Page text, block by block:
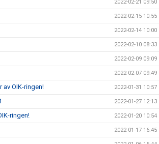
2022-02-21 09:50
2022-02-15 10:55
2022-02-14 10:00
2022-02-10 08:33
2022-02-09 09:09
2022-02-07 09:49
OIK-ringen! 2022-01-31 10:57
2022-01-27 12:13
ringen! 2022-01-20 10:54
2022-01-17 16:45